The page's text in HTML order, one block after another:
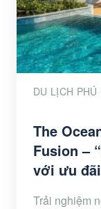
DU LỊCH PHÚ
The
Fusion –
với ưu
Trải nghiệm